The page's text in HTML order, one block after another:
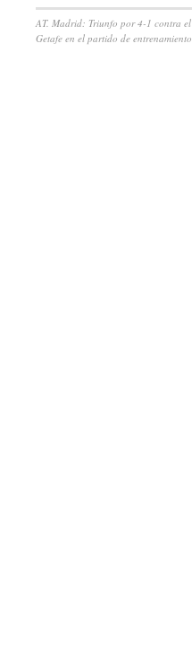
AT. Madrid: Triunfo por 4-1 contra el
Getafe en el partido de entrenamiento